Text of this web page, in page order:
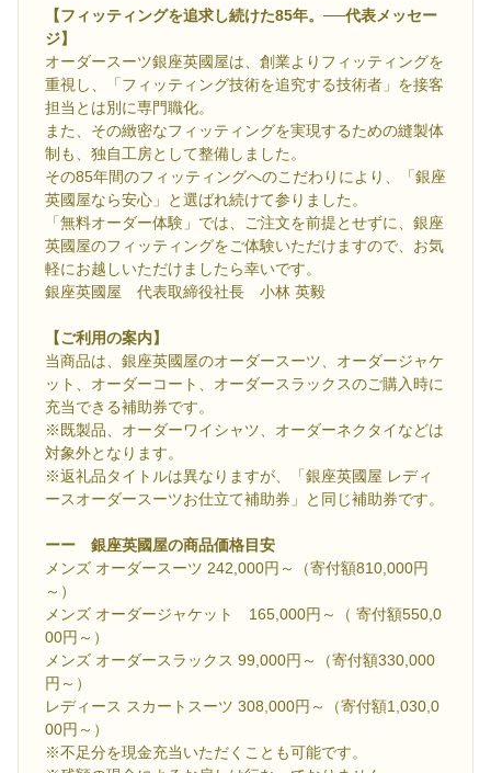
【フィッティングを追求し続けた85年。──代表メッセー
ジ】
オーダースーツ銀座英國屋は、創業よりフィッティングを
重視し、「フィッティング技術を追究する技術者」を接客
担当とは別に専門職化。
また、その緻密なフィッティングを実現するための縫製体
制も、独自工房として整備しました。
その85年間のフィッティングへのこだわりにより、「銀座
英國屋なら安心」と選ばれ続けて参りました。
「無料オーダー体験」では、ご注文を前提とせずに、銀座
英國屋のフィッティングをご体験いただけますので、お気
軽にお越しいただけましたら幸いです。
銀座英國屋 代表取締役社長 小林 英毅
【ご利用の案内】
当商品は、銀座英國屋のオーダースーツ、オーダージャケ
ット、オーダーコート、オーダースラックスのご購入時に
充当できる補助券です。
※既製品、オーダーワイシャツ、オーダーネクタイなどは
対象外となります。
※返礼品タイトルは異なりますが、「銀座英國屋 レディ
ースオーダースーツお仕立て補助券」と同じ補助券です。
ーー 銀座英國屋の商品価格目安
メンズ オーダースーツ 242,000円～（寄付額810,000円
～）
メンズ オーダージャケット 165,000円～（ 寄付額550,0
00円～）
メンズ オーダースラックス 99,000円～（寄付額330,000
円～）
レディース スカートスーツ 308,000円～（寄付額1,030,0
00円～）
※不足分を現金充当いただくことも可能です。